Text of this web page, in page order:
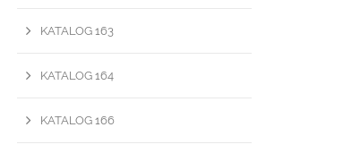
KATALOG 163
KATALOG 164
KATALOG 166